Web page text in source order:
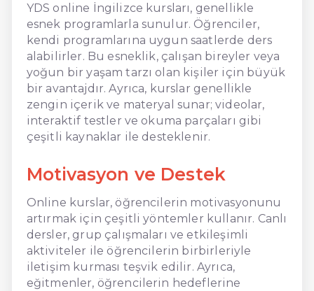
YDS online İngilizce kursları, genellikle
esnek programlarla sunulur. Öğrenciler,
kendi programlarına uygun saatlerde ders
alabilirler. Bu esneklik, çalışan bireyler veya
yoğun bir yaşam tarzı olan kişiler için büyük
bir avantajdır. Ayrıca, kurslar genellikle
zengin içerik ve materyal sunar; videolar,
interaktif testler ve okuma parçaları gibi
çeşitli kaynaklar ile desteklenir.
Motivasyon ve Destek
Online kurslar, öğrencilerin motivasyonunu
artırmak için çeşitli yöntemler kullanır. Canlı
dersler, grup çalışmaları ve etkileşimli
aktiviteler ile öğrencilerin birbirleriyle
iletişim kurması teşvik edilir. Ayrıca,
eğitmenler, öğrencilerin hedeflerine